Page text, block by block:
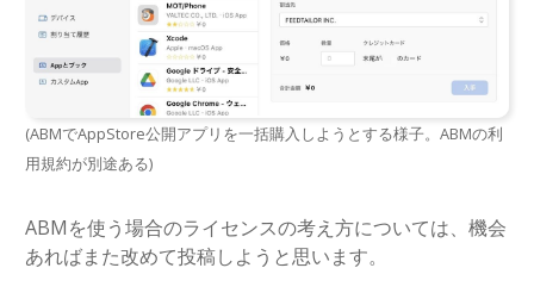
(ABMでAppStore公開アプリを一括購入しようとする様子。ABMの利
用規約が別途ある)
ABMを使う場合のライセンスの考え方については、機会
あればまた改めて投稿しようと思います。